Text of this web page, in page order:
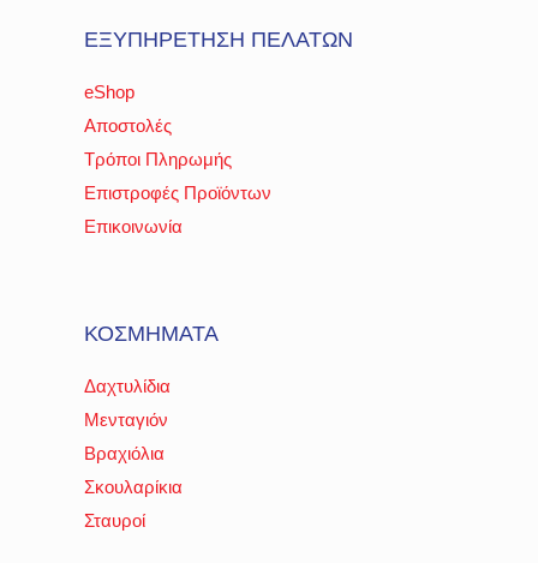
ΕΞΥΠΗΡΕΤΗΣΗ ΠΕΛΑΤΩΝ
eShop
Αποστολές
Τρόποι Πληρωμής
Επιστροφές Προϊόντων
Επικοινωνία
ΚΟΣΜΗΜΑΤΑ
Δαχτυλίδια
Μενταγιόν
Βραχιόλια
Σκουλαρίκια
Σταυροί